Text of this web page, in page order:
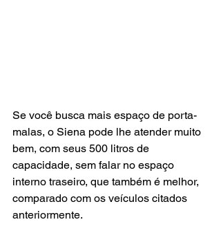
Se você busca mais espaço de porta-
malas, o Siena pode lhe atender muito
bem, com seus 500 litros de
capacidade, sem falar no espaço
interno traseiro, que também é melhor,
comparado com os veículos citados
anteriormente.